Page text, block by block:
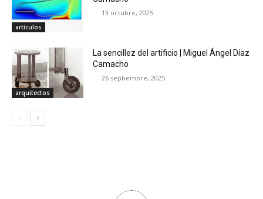
artículos
13 octubre, 2025
arquitectos
La sencillez del artificio | Miguel Ángel Díaz
Camacho
26 septiembre, 2025